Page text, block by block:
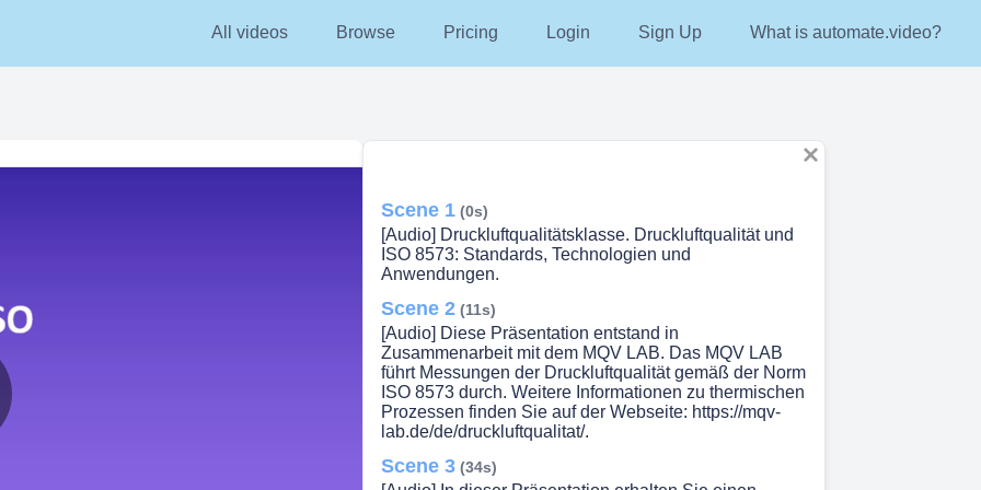
All videos Browse Pricing Login Sign Up What is automate.video?
Scene 1 (0s)
[Audio] Druckluftqualitätsklasse. Druckluftqualität und
ISO 8573: Standards, Technologien und
Anwendungen.
Scene 2 (11s)
[Audio] Diese Präsentation entstand in
Zusammenarbeit mit dem MQV LAB. Das MQV LAB
führt Messungen der Druckluftqualität gemäß der Norm
ISO 8573 durch. Weitere Informationen zu thermischen
Prozessen finden Sie auf der Webseite: https://mqv-
lab.de/de/druckluftqualitat/.
Scene 3 (34s)